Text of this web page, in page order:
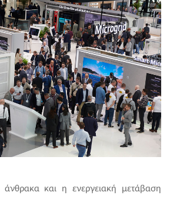
άνθρακα και η ενεργειακή μετάβαση